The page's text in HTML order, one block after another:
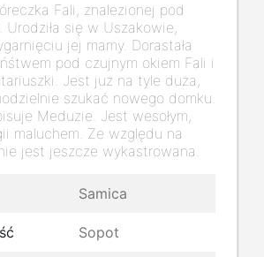
Fali, znalezionej pod
Urodziła się w Uszakowie,
jej mamy. Dorastała
pod czujnym okiem Fali i
Jest już na tyle duża,
szukać nowego domku.
Meduzie. Jest wesołym,
maluchem. Ze względu na
jest jeszcze wykastrowana.
Samica
Sopot